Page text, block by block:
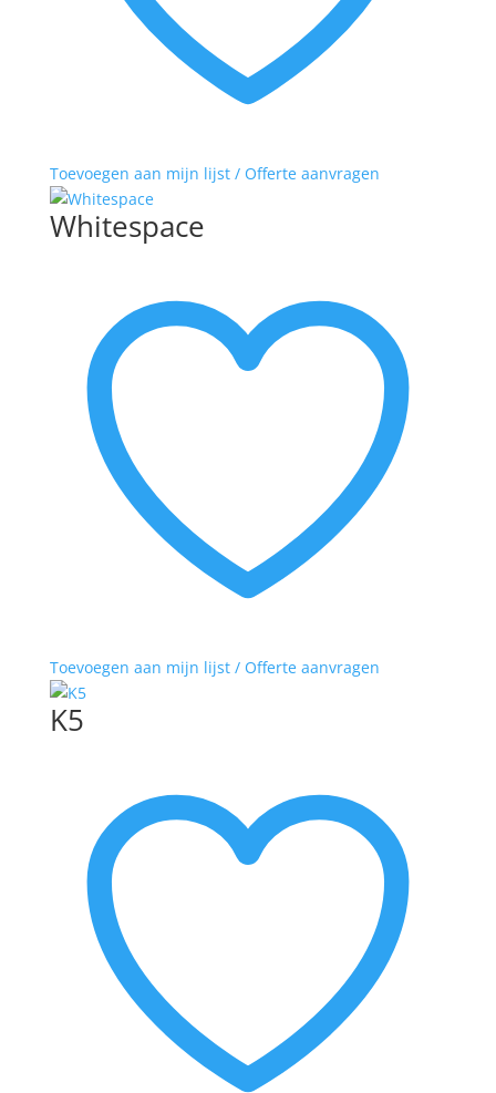
Toevoegen aan mijn lijst / Offerte aanvragen
Whitespace
Toevoegen aan mijn lijst / Offerte aanvragen
K5